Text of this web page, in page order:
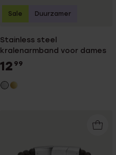
Stainless steel
kralenarmband voor dames
12 99
Sale Duurzamer